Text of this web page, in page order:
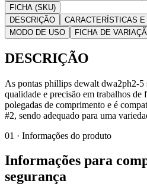
FICHA (SKU)
DESCRIÇÃO
CARACTERÍSTICAS
MODO DE USO
FICHA DE
DESCRIÇÃO
As pontas phillips dewalt dwa2ph2-5
qualidade e precisão em trabalhos de
polegadas de comprimento e é
#2, sendo adequado para uma
01 · Informações do produto
Informações para
segurança